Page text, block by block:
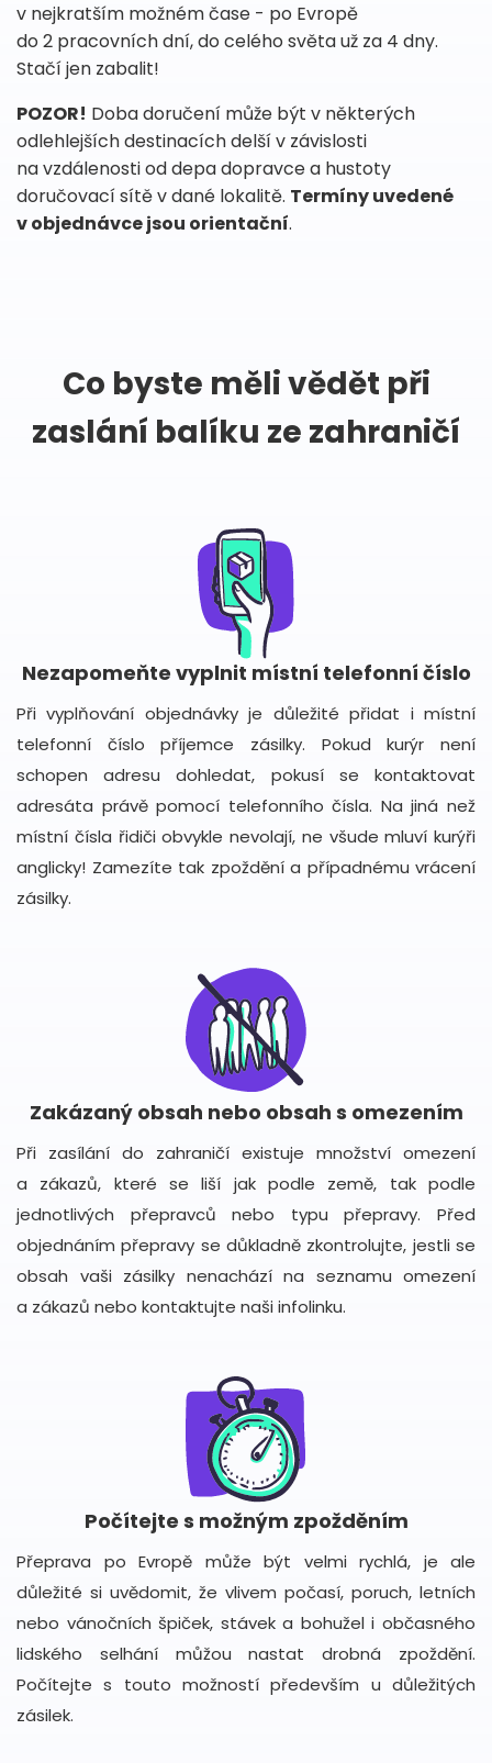
v nejkratším možném čase - po Evropě
do 2 pracovních dní, do celého světa už za 4 dny.
Stačí jen zabalit!
POZOR! Doba doručení může být v některých
odlehlejších destinacích delší v závislosti
na vzdálenosti od depa dopravce a hustoty
doručovací sítě v dané lokalitě. Termíny uvedené
v objednávce jsou orientační.
Co byste měli vědět při
zaslání balíku ze zahraničí
Nezapomeňte vyplnit místní telefonní číslo
Při vyplňování objednávky je důležité přidat i místní
telefonní číslo příjemce zásilky. Pokud kurýr není
schopen adresu dohledat, pokusí se kontaktovat
adresáta právě pomocí telefonního čísla. Na jiná než
místní čísla řidiči obvykle nevolají, ne všude mluví kurýři
anglicky! Zamezíte tak zpoždění a případnému vrácení
zásilky.
Zakázaný obsah nebo obsah s omezením
Při zasílání do zahraničí existuje množství omezení
a zákazů, které se liší jak podle země, tak podle
jednotlivých přepravců nebo typu přepravy. Před
objednáním přepravy se důkladně zkontrolujte, jestli se
obsah vaši zásilky nenachází na seznamu omezení
a zákazů nebo kontaktujte naši infolinku.
Počítejte s možným zpožděním
Přeprava po Evropě může být velmi rychlá, je ale
důležité si uvědomit, že vlivem počasí, poruch, letních
nebo vánočních špiček, stávek a bohužel i občasného
lidského selhání můžou nastat drobná zpoždění.
Počítejte s touto možností především u důležitých
zásilek.